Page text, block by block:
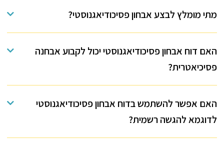
מתי מומלץ לבצע אבחון פסיכודיאגנוסטי?
האם דוח אבחון פסיכודיאגנוסטי יכול לקבוע אבחנה
פסיכיאטרית?
האם אפשר להשתמש בדוח אבחון פסיכודיאגנוסטי
לדוגמא להגשה רשמית?